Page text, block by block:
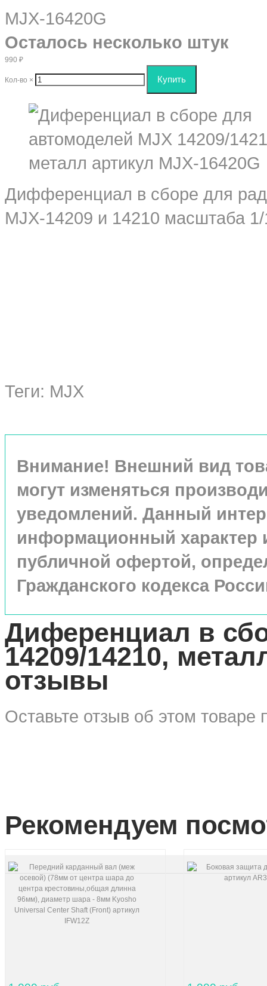
MJX-16420G
Осталось несколько штук
990 ₽
Кол-во ×
Дифференциал в сборе для
MJX-14209 и 14210 масштаба
Теги: MJX
Внимание! Внешний вид
могут изменяться
уведомлений. Данный
информационный характер
публичной офертой,
Гражданского кодекса
Диференциал в
14209/14210,
отзывы
Оставьте отзыв об этом товаре
Рекомендуем